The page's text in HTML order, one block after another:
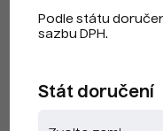
Podle státu
sazbu DPH.
Stát doručení